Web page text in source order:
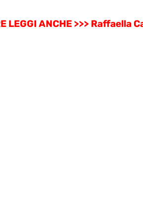
LEGGI ANCHE >>> Raffaella